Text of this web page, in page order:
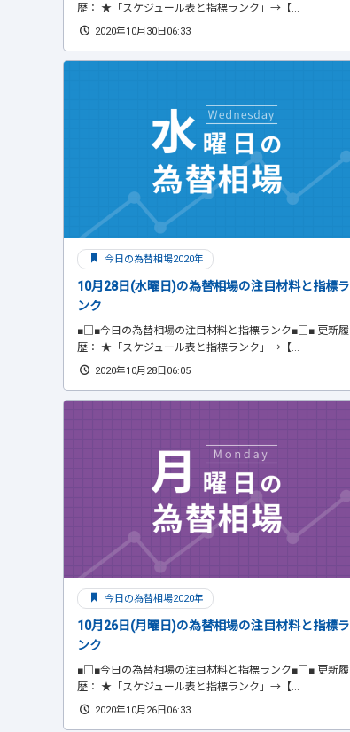
歴： ★「スケジュール表と指標ランク」→【...
2020年10月30日06:33
今日の為替相場2020年
10月28日(水曜日)の為替相場の注目材料と指標ラ
ンク
■□■今日の為替相場の注目材料と指標ランク■□■ 更新履
歴： ★「スケジュール表と指標ランク」→【...
2020年10月28日06:05
今日の為替相場2020年
10月26日(月曜日)の為替相場の注目材料と指標ラ
ンク
■□■今日の為替相場の注目材料と指標ランク■□■ 更新履
歴： ★「スケジュール表と指標ランク」→【...
2020年10月26日06:33